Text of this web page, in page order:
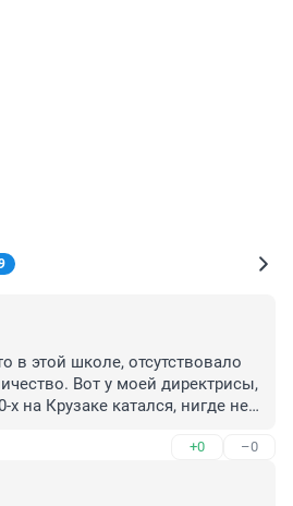
в этой школе, отсутствовало
Вот у моей директрисы,
х на Крузаке катался, нигде не
+0 –0